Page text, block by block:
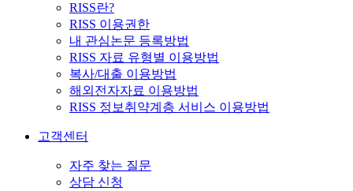
RISS란?
RISS 이용권한
내 관심논문 등록방법
RISS 자료 유형별 이용방법
복사/대출 이용방법
해외전자자료 이용방법
RISS 정보취약계층 서비스 이용방법
고객센터
자주 찾는 질문
상담 신청